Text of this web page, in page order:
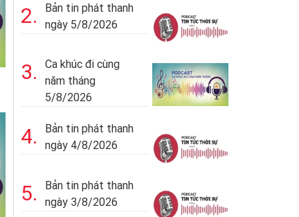
2.
Bản tin phát thanh
ngày 5/8/2026
3.
Ca khúc đi cùng
năm tháng
5/8/2026
4.
Bản tin phát thanh
ngày 4/8/2026
5.
Bản tin phát thanh
ngày 3/8/2026